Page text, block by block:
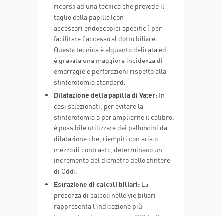
ricorso ad una tecnica che prevede il
taglio della papilla (con
accessori endoscopici specifici) per
facilitare l’accesso al dotto biliare.
Questa tecnica è alquanto delicata ed
è gravata una maggiore incidenza di
emorragie e perforazioni rispetto alla
sfinterotomia standard.
Dilatazione della papilla di Vater: In
casi selezionati, per evitare la
sfinterotomia o per ampliarne il calibro,
è possibile utilizzare dei palloncini da
dilatazione che, riempiti con aria o
mezzo di contrasto, determinano un
incremento del diametro dello sfintere
di Oddi.
Estrazione di calcoli biliari: La
presenza di calcoli nelle vie biliari
rappresenta l’indicazione più